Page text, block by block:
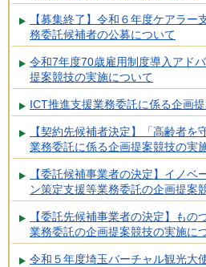
【募集終了】令和６年度ケアラ
務委託候補者の公募について
令和7年度70歳雇用制度導入アド
提案競技の実施について
ICT推進支援業務委託に係る企画
【契約先候補者決定】「高齢者
業務委託に係る企画提案競技の実
【委託候補事業者の決定】イノベ
ン策定支援等業務委託の企画提案
【委託先候補事業者の決定】もの
業務委託の企画提案競技の実施に
令和５年度埼玉バーチャル観光大